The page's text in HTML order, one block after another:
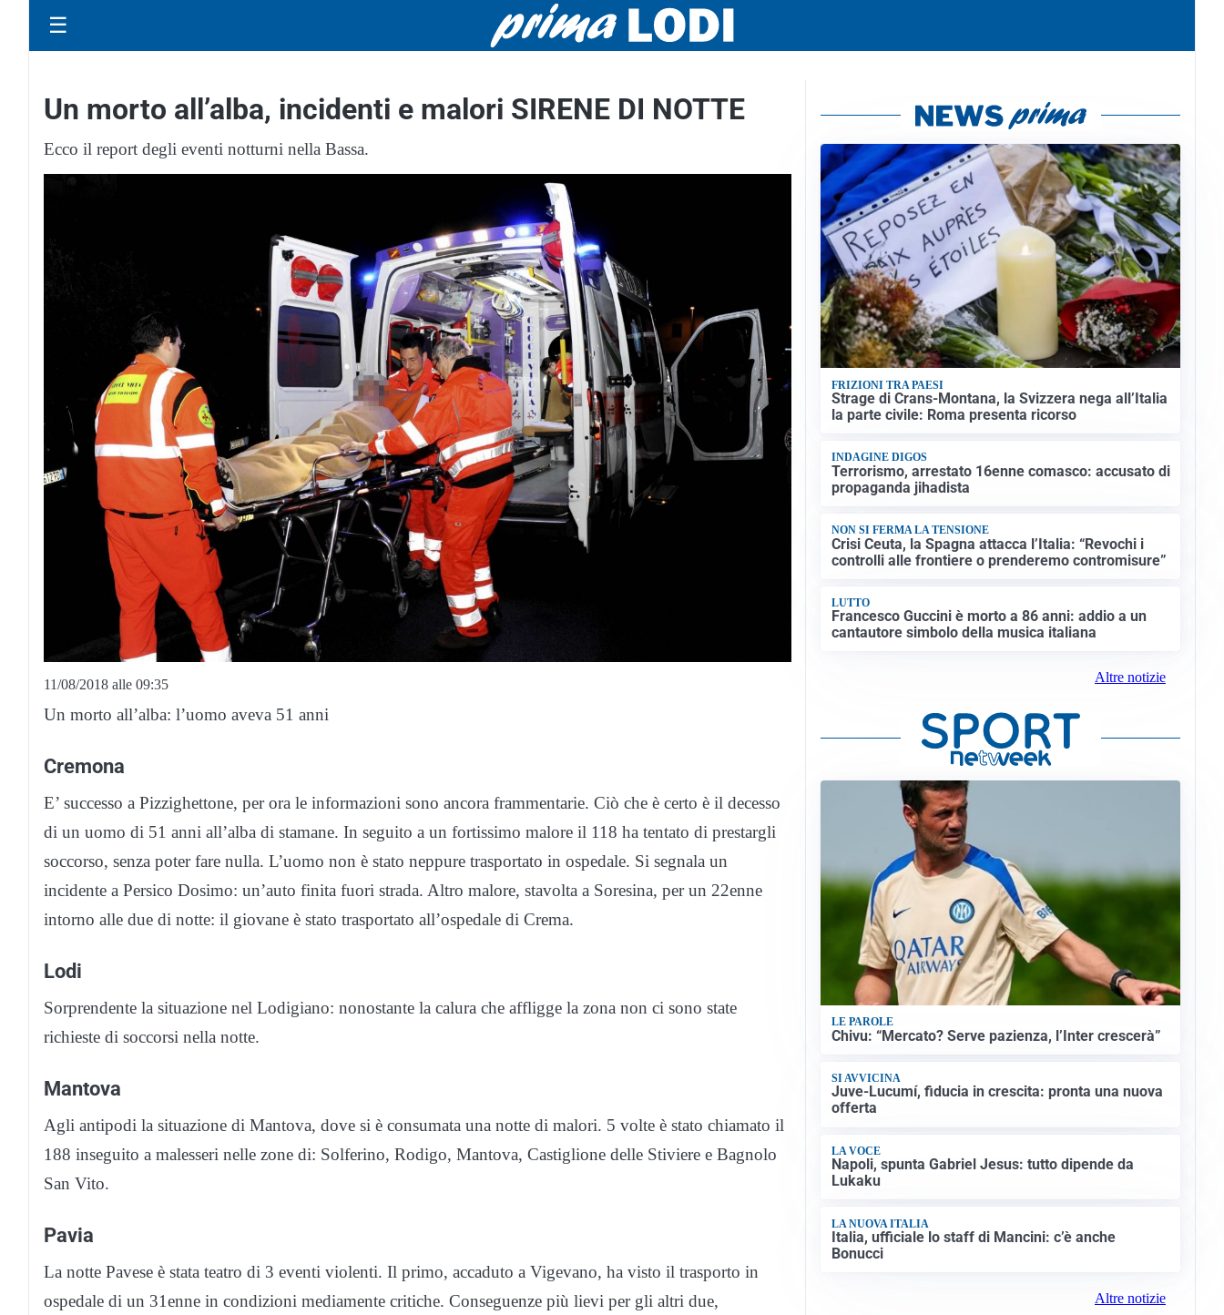
☰
Un morto all’alba, incidenti e malori SIRENE DI NOTTE
Ecco il report degli eventi notturni nella Bassa.
11/08/2018 alle 09:35
Un morto all’alba: l’uomo aveva 51 anni
Cremona
E’ successo a Pizzighettone, per ora le informazioni sono ancora frammentarie. Ciò che è certo è il decesso
di un uomo di 51 anni all’alba di stamane. In seguito a un fortissimo malore il 118 ha tentato di prestargli
soccorso, senza poter fare nulla. L’uomo non è stato neppure trasportato in ospedale. Si segnala un
incidente a Persico Dosimo: un’auto finita fuori strada. Altro malore, stavolta a Soresina, per un 22enne
intorno alle due di notte: il giovane è stato trasportato all’ospedale di Crema.
Lodi
Sorprendente la situazione nel Lodigiano: nonostante la calura che affligge la zona non ci sono state
richieste di soccorsi nella notte.
Mantova
Agli antipodi la situazione di Mantova, dove si è consumata una notte di malori. 5 volte è stato chiamato il
188 inseguito a malesseri nelle zone di: Solferino, Rodigo, Mantova, Castiglione delle Stiviere e Bagnolo
San Vito.
Pavia
La notte Pavese è stata teatro di 3 eventi violenti. Il primo, accaduto a Vigevano, ha visto il trasporto in
ospedale di un 31enne in condizioni mediamente critiche. Conseguenze più lievi per gli altri due,
FRIZIONI TRA PAESI
Strage di Crans-Montana, la Svizzera nega all’Italia
la parte civile: Roma presenta ricorso
INDAGINE DIGOS
Terrorismo, arrestato 16enne comasco: accusato di
propaganda jihadista
NON SI FERMA LA TENSIONE
Crisi Ceuta, la Spagna attacca l’Italia: “Revochi i
controlli alle frontiere o prenderemo contromisure”
LUTTO
Francesco Guccini è morto a 86 anni: addio a un
cantautore simbolo della musica italiana
Altre notizie
LE PAROLE
Chivu: “Mercato? Serve pazienza, l’Inter crescerà”
SI AVVICINA
Juve-Lucumí, fiducia in crescita: pronta una nuova
offerta
LA VOCE
Napoli, spunta Gabriel Jesus: tutto dipende da
Lukaku
LA NUOVA ITALIA
Italia, ufficiale lo staff di Mancini: c’è anche
Bonucci
Altre notizie